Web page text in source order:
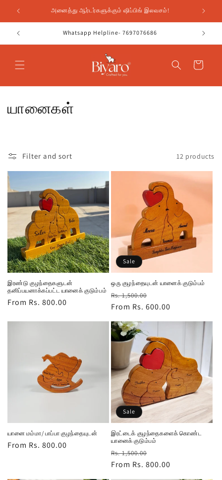
உள்ளடக்கத்திற்கு
செல்க
அனைத்து ஆர்டர்களுக்கும் ஷிப்பிங் இலவசம்!
Whatsapp Helpline- 7697076686
வண்டி
சே
ப்
பு
:
யானைகள்
Filter and sort 12 products
இரண்டு குழந்தைகளுடன்
தனிப்பயனாக்கப்பட்ட யானைக் குடும்பம்
Regular
From Rs. 800.00
Sale
ஒரு குழந்தையுடன் யானைக் குடும்பம்
Regular
price
Rs. 1,500.00
price
From Rs. 600.00
யானை மம்மா/ பாப்பா குழந்தையுடன்
Regular
From Rs. 800.00
Sale
இரட்டைக் குழந்தைகளைக் கொண்ட
யானைக் குடும்பம்
Regular
price
Rs. 1,500.00
price
From Rs. 800.00